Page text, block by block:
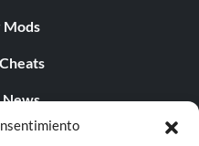
Mods
News